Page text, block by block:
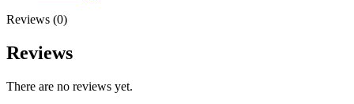
quantity
Reviews (0)
Reviews
There are no reviews yet.